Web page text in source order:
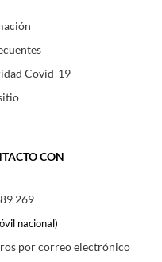
Covid-19
CON
269
nacional)
por correo electrónico